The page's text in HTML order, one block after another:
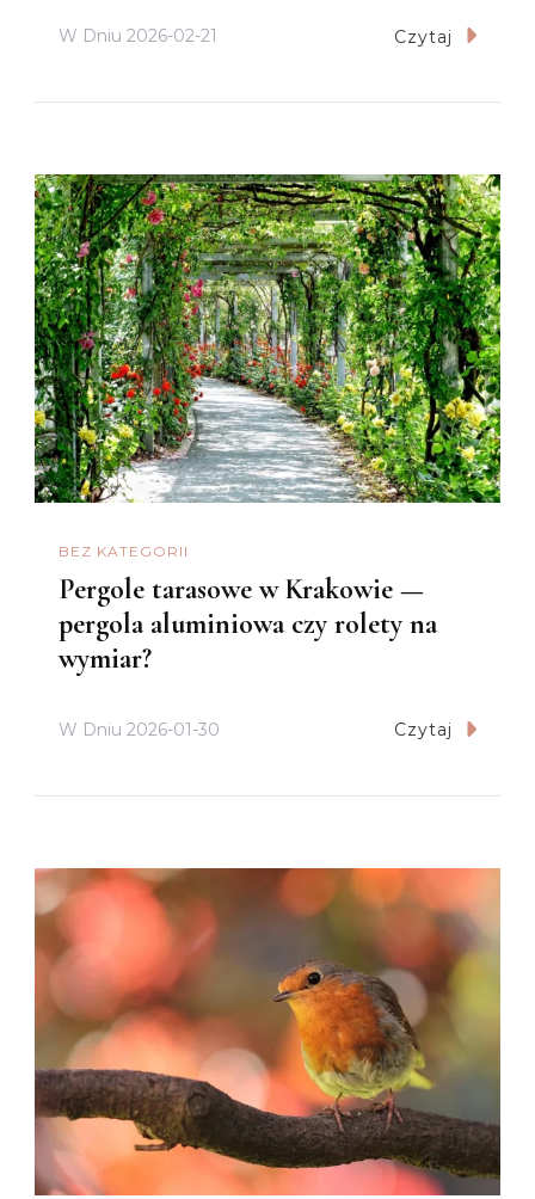
W Dniu 2026-02-21 Czytaj
BEZ KATEGORII
Pergole tarasowe w Krakowie —
pergola aluminiowa czy rolety na
wymiar?
W Dniu 2026-01-30 Czytaj